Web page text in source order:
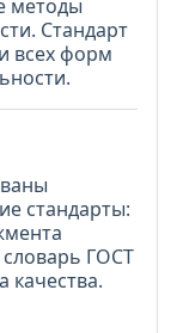
методы
Стандарт
всех форм
стандарты:
ГОСТ